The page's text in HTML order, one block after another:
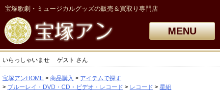
宝塚歌劇・ミュージカルグッズの販売＆買取り専門店
MENU
いらっしゃいませ ゲスト さん
宝塚アンHOME 商品購入
アイテムで探す
ブルーレイ・DVD・CD・ビデオ・レコード
レコード
星組